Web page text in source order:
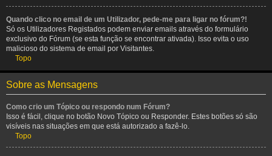
Quando clico no email de um Utilizador, pede-me para ligar no fórum?!
Só os Utilizadores Registados podem enviar emails através do formulário
exclusivo do Fórum (se esta função se encontrar ativada). Isso evita o uso
malicioso do sistema de email por Visitantes.
Topo
Sobre as Mensagens
Como crio um Tópico ou respondo num Fórum?
Isso é fácil, clique no botão Novo Tópico ou Responder. Estes botões só são
visíveis nas situações em que está autorizado a fazê-lo.
Topo